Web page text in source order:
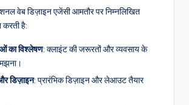
वेब डिज़ाइन एजेंसी आमतौर पर निम्नलिखित
करती है:
का विश्लेषण: क्लाइंट की जरूरतों और व्यवसाय के
डिज़ाइन: प्रारंभिक डिज़ाइन और लेआउट तैयार